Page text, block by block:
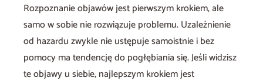
Rozpoznanie objawów jest pierwszym krokiem, ale
samo w sobie nie rozwiązuje problemu. Uzależnienie
od hazardu zwykle nie ustępuje samoistnie i bez
pomocy ma tendencję do pogłębiania się. Jeśli widzisz
te objawy u siebie, najlepszym krokiem jest